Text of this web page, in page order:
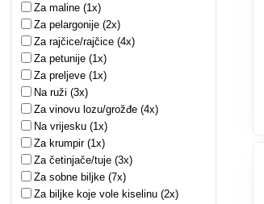
Za maline (1x)
Za pelargonije (2x)
Za rajčice/rajčice (4x)
Za petunije (1x)
Za preljeve (1x)
Na ruži (3x)
Za vinovu lozu/grožđe (4x)
Na vrijesku (1x)
Za krumpir (1x)
Za četinjače/tuje (3x)
Za sobne biljke (7x)
Za biljke koje vole kiselinu (2x)